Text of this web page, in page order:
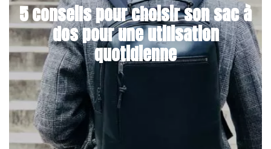
5 conseils pour choisir son sac à
dos pour une utilisation
quotidienne